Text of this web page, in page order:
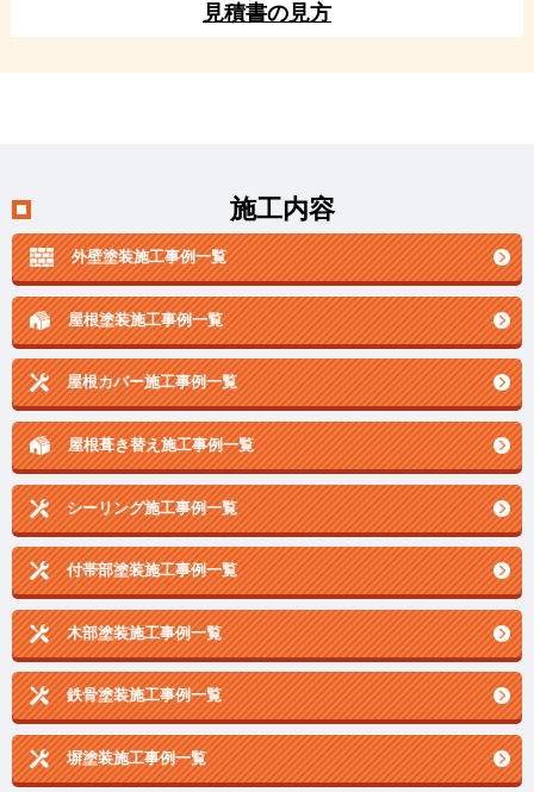
見積書の見方
施工内容
外壁塗装施工事例一覧
屋根塗装施工事例一覧
屋根カバー施工事例一覧
屋根葺き替え施工事例一覧
シーリング施工事例一覧
付帯部塗装施工事例一覧
木部塗装施工事例一覧
鉄骨塗装施工事例一覧
塀塗装施工事例一覧